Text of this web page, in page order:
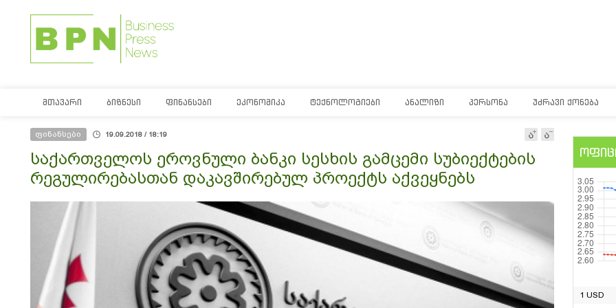
ᲛᲗᲐᲕᲐᲠᲘ ᲑᲘᲖᲜᲔᲡᲘ ᲤᲘᲜᲐᲜᲡᲔᲑᲘ ᲔᲙᲝᲜᲝᲛᲘᲙᲐ ᲢᲔᲥᲜᲝᲚᲝᲒᲘᲔᲑᲘ ᲐᲜᲐᲚᲘᲖᲘ ᲞᲔᲠᲡᲝᲜᲐ ᲣᲫᲠᲐᲕᲘ ᲥᲝᲜᲔᲑᲐ
ფინანსები 19.09.2018 / 18:19
საქართველოს ეროვნული ბანკი სესხის გამცემი სუბიექტების
რეგულირებასთან დაკავშირებულ პროექტს აქვეყნებს
1 USD